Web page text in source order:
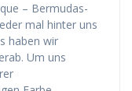
– Bermudas-
mal hinter uns
haben wir
Um uns